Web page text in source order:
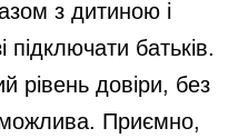
з дитиною і
батьків.
рівень довіри, без
Приємно,